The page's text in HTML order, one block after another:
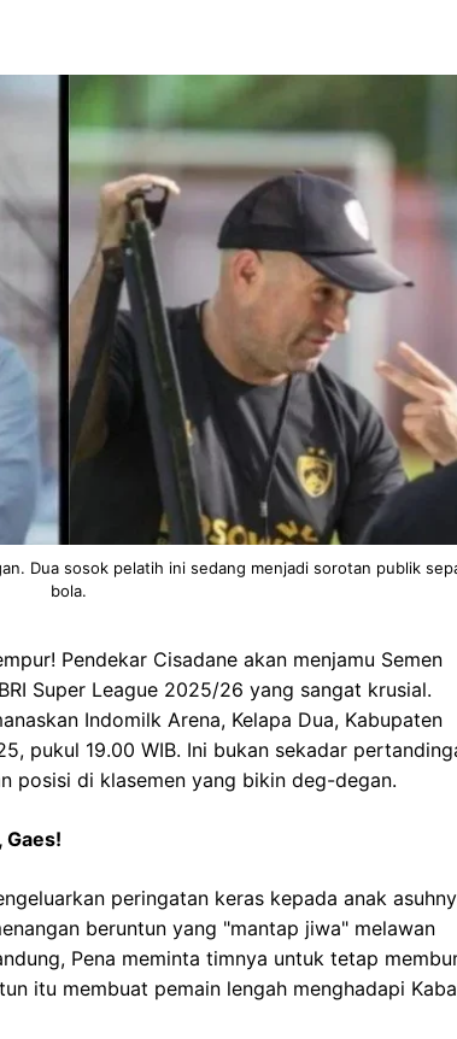
Dua sosok pelatih ini sedang menjadi sorotan publik
bola.
Pendekar Cisadane akan menjamu Semen
Super League 2025/26 yang sangat krusial.
Indomilk Arena, Kelapa Dua, Kabupaten
pukul 19.00 WIB. Ini bukan sekadar
posisi di klasemen yang bikin deg-degan.
peringatan keras kepada anak
beruntun yang "mantap jiwa" melawan
Pena meminta timnya untuk tetap
itu membuat pemain lengah menghadapi
All
NEWS TNG– Pernah gak sih
kamu mulai ngerjain sesuatu cuma
buat iseng-iseng, eh ternyata malah
jadi peluang bisnis yang
menguntungkan? ...
Dari Iseng Jadi Cuan: Kisah
TUM_ATUL yang Ubah
Hampers Jadi Bisnis Kece